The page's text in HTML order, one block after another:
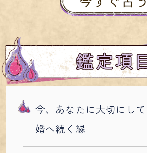
今、あなたに大切にし
婚へ続く縁